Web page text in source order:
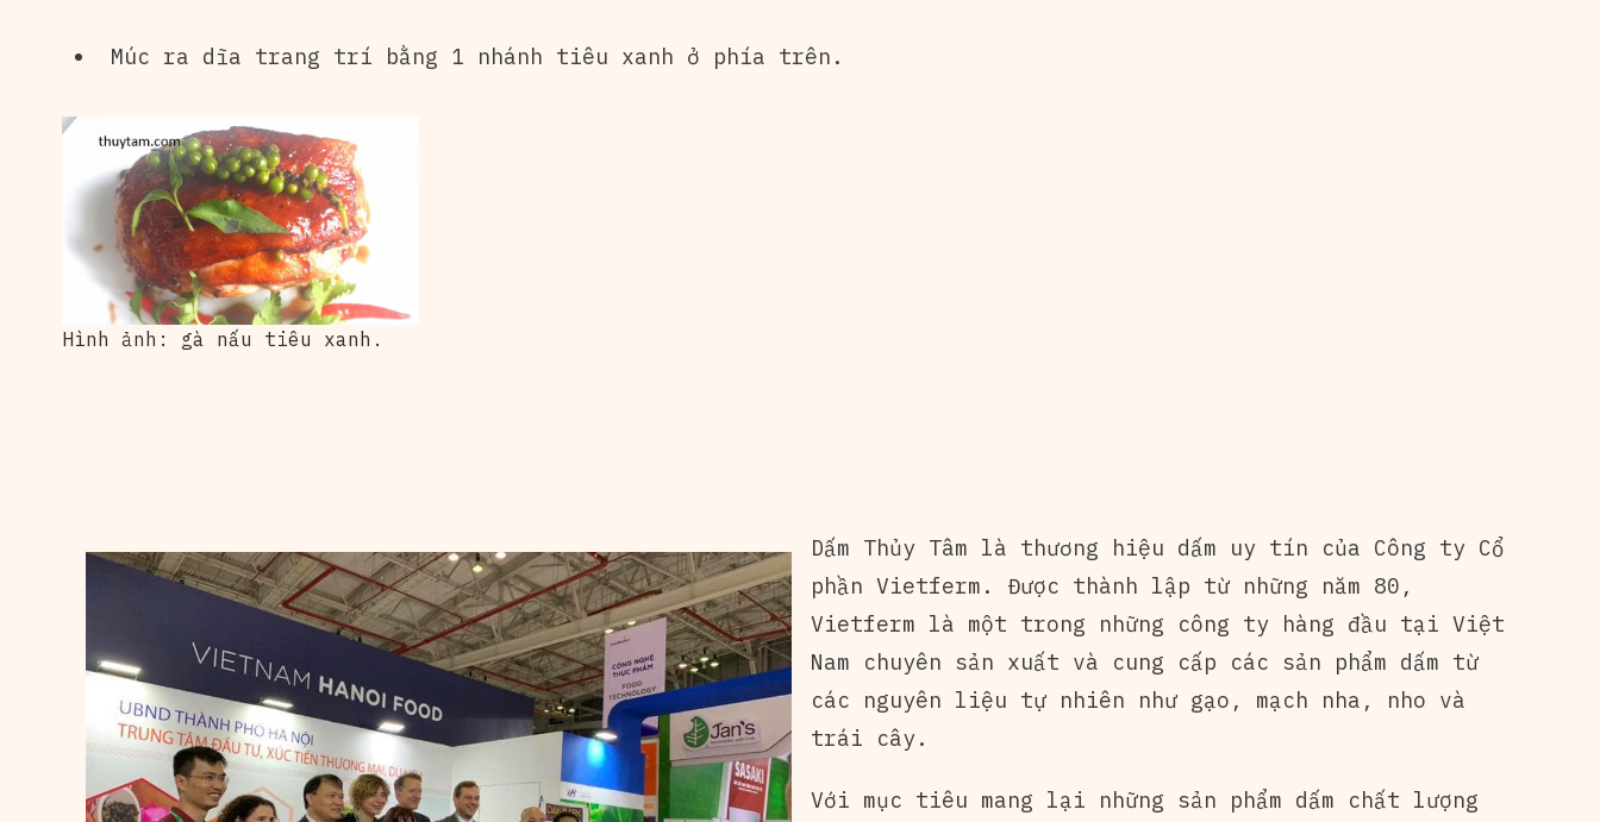
Múc ra dĩa trang trí bằng 1 nhánh tiêu xanh ở phía trên.
Hình ảnh: gà nấu tiêu xanh.
Dấm Thủy Tâm là thương hiệu dấm uy tín của Công ty Cổ
phần Vietferm. Được thành lập từ những năm 80,
Vietferm là một trong những công ty hàng đầu tại Việt
Nam chuyên sản xuất và cung cấp các sản phẩm dấm từ
các nguyên liệu tự nhiên như gạo, mạch nha, nho và
trái cây.
Với mục tiêu mang lại những sản phẩm dấm chất lượng